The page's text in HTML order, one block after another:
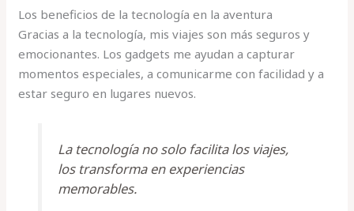
Los beneficios de la tecnología en la aventura
Gracias a la tecnología, mis viajes son más seguros y
emocionantes. Los gadgets me ayudan a capturar
momentos especiales, a comunicarme con facilidad y a
estar seguro en lugares nuevos.
La tecnología no solo facilita los viajes,
los transforma en experiencias
memorables.